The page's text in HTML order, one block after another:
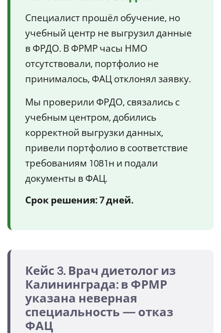
Специалист прошёл обучение, но
учебный центр не выгрузил данные
в ФРДО. В ФРМР часы НМО
отсутствовали, портфолио не
принималось, ФАЦ отклонял заявку.
Мы проверили ФРДО, связались с
учебным центром, добились
корректной выгрузки данных,
привели портфолио в соответствие
требованиям 1081н и подали
документы в ФАЦ.
Срок решения: 7 дней.
Кейс 3. Врач диетолог из
Калининграда: в ФРМР
указана неверная
специальность — отказ
ФАЦ